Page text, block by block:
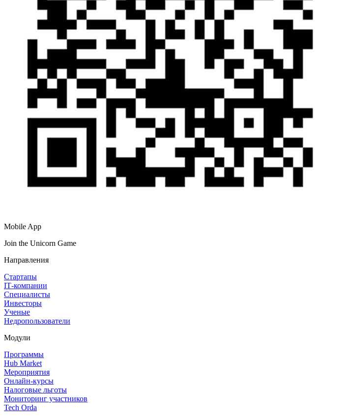
Mobile App
Join the Unicorn Game
Направления
Стартапы
IT‑компании
Специалисты
Инвесторы
Ученые
Недропользователи
Модули
Программы
Hub Market
Мероприятия
Онлайн‑курсы
Налоговые льготы
Мониторинг участников
Tech Orda